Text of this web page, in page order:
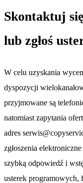
Skontaktuj
lub zgłoś
W celu uzyskania
dyspozycji
przyjmowane są
natomiast zapytania
adres
zgłoszenia
szybką odpowiedź i
usterek programowych,